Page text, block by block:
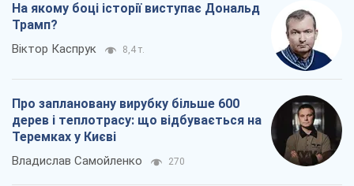
На якому боці історії виступає Дональд
Трамп?
Віктор Каспрук 8,4 т.
Про заплановану вирубку більше 600
дерев і теплотрасу: що відбувається на
Теремках у Києві
Владислав Самойленко 270